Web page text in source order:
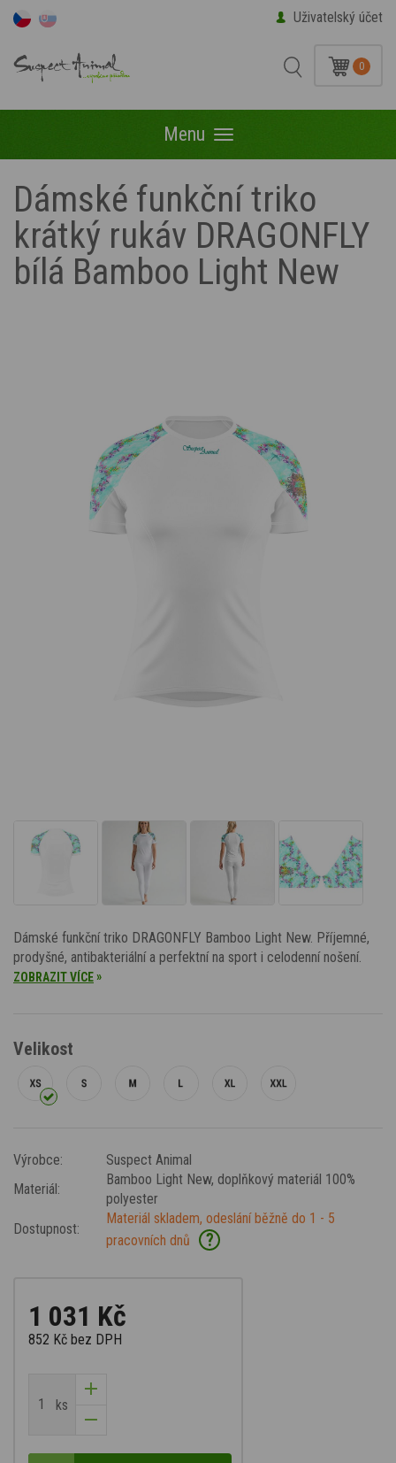
Uživatelský účet
0
Menu Menu
Dámské funkční triko
krátký rukáv DRAGONFLY
bílá Bamboo Light New
Dámské funkční triko DRAGONFLY Bamboo Light New. Příjemné,
prodyšné, antibakteriální a perfektní na sport i celodenní nošení.
ZOBRAZIT VÍCE»
Velikost
Výrobce:
Suspect Animal
Materiál:
Bamboo Light New, doplňkový materiál 100%
polyester
Dostupnost:
Materiál skladem, odeslání běžně do 1 - 5
pracovních dnů
?
1 031 Kč
852 Kč bez DPH
ks